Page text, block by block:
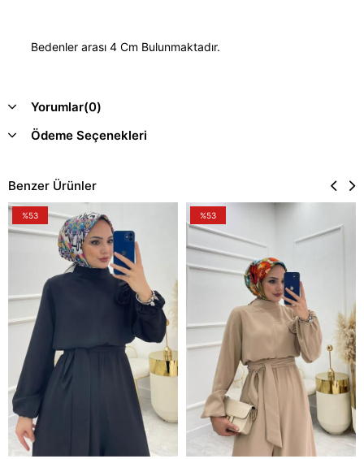
Bedenler arası 4 Cm Bulunmaktadır.
Yorumlar(0)
Ödeme Seçenekleri
Benzer Ürünler
%53 %53